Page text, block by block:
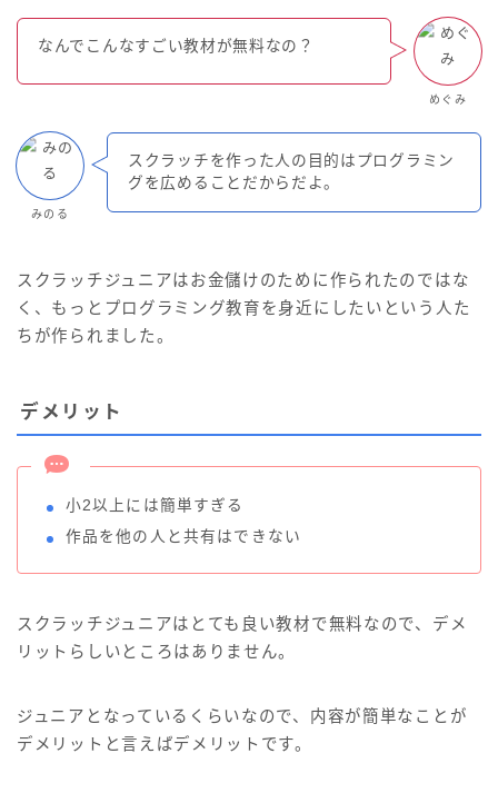
めぐみ
なんでこんなすごい教材が無料なの？
みのる
スクラッチを作った人の目的はプログラミン
グを広めることだからだよ。
スクラッチジュニアはお金儲けのために作られたのではな
く、もっとプログラミング教育を身近にしたいという人た
ちが作られました。
デメリット
小2以上には簡単すぎる
作品を他の人と共有はできない
スクラッチジュニアはとても良い教材で無料なので、デメ
リットらしいところはありません。
ジュニアとなっているくらいなので、内容が簡単なことが
デメリットと言えばデメリットです。